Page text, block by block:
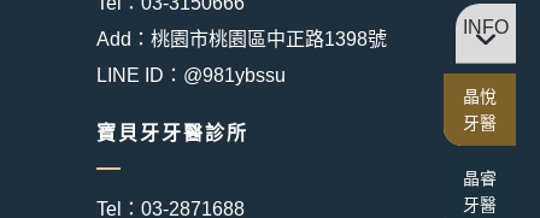
Add：桃園市桃園區中正路1398號
LINE ID：@981ybssu
寶貝牙牙醫診所
Tel：03-2871688
INFO
晶悅
牙醫
晶睿
牙醫